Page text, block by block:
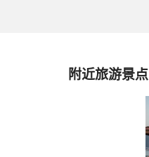
附近旅游景点